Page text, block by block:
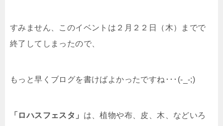
すみません、このイベントは２月２２日（木）までで
終了してしまったので、
もっと早くブログを書けばよかったですね･･･(-_-;)
「ロハスフェスタ」 は、植物や布、皮、木、などいろ